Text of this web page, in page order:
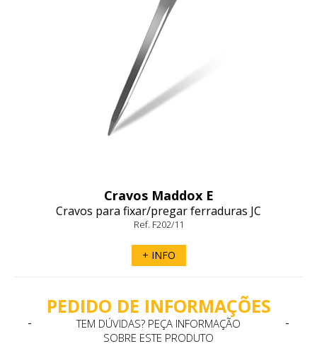
Cravos Maddox E
Cravos para fixar/pregar ferraduras JC
Ref. F202/11
+ INFO
PEDIDO DE INFORMAÇÕES
TEM DÚVIDAS? PEÇA INFORMAÇÃO
SOBRE ESTE PRODUTO